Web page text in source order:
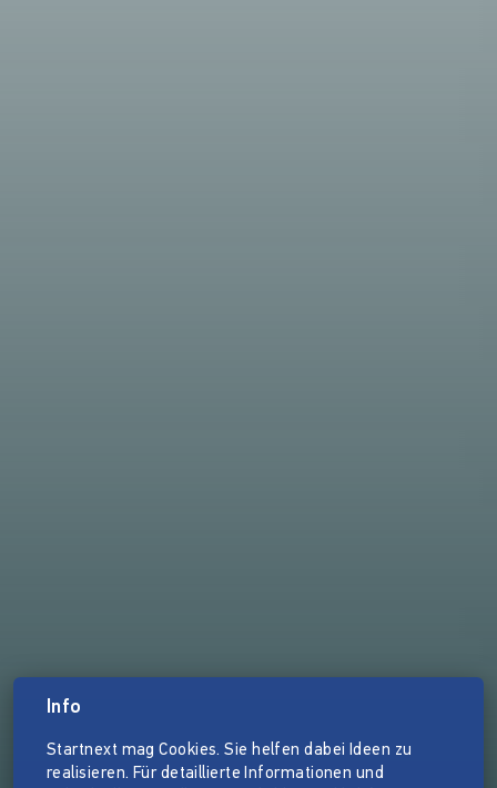
Info
Startnext mag Cookies. Sie helfen dabei Ideen zu
realisieren. Für detaillierte Informationen und